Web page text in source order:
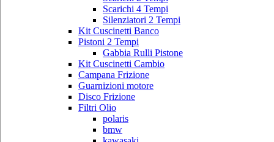
Scarichi 4 Tempi
Silenziatori 2 Tempi
Kit Cuscinetti Banco
Pistoni 2 Tempi
Gabbia Rulli Pistone
Kit Cuscinetti Cambio
Campana Frizione
Guarnizioni motore
Disco Frizione
Filtri Olio
polaris
bmw